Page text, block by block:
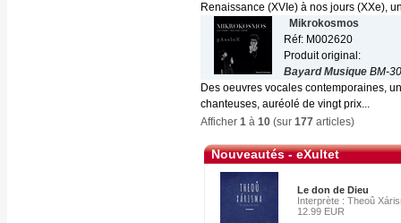
Renaissance (XVIe) à nos jours (XXe),
Mikrokosmos
Réf: M002620
Produit original:
Bayard Musique BM-
Des oeuvres vocales contemporaines,
chanteuses, auréolé de vingt prix...
Afficher 1 à 10 (sur 177 articles)
Nouveautés - eXultet
Le don de Dieu
Interprète : Theoû
12.99 EUR